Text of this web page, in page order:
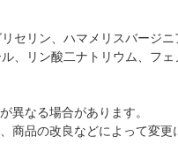
セリン、ハマメリスバージ
、リン酸二ナトリウム、フ
異なる場合があります。
商品の改良などによって変更